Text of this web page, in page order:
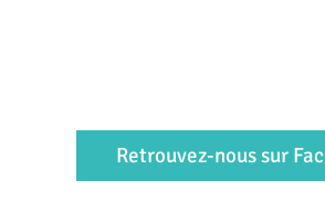
Retrouvez-nous sur